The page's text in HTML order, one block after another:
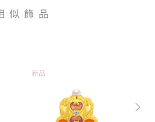
似飾品
新品